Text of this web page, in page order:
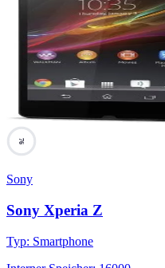
76
Sony
Sony Xperia Z
Typ: Smartphone